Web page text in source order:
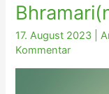
17. August 2023 |
Kommentar